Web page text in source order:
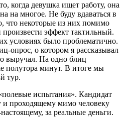
когда девушка ищет работу, она
на многое. Не буду вдаваться в
что некоторые из них помимо
произвести эффект тактильный.
условиях было проблематично.
опрос, о котором я рассказывал
выручал. На одно блиц
полутора минут. В итоге мы
тур.
испытания». Кандидат
проходящему мимо человеку
за реальные деньги.